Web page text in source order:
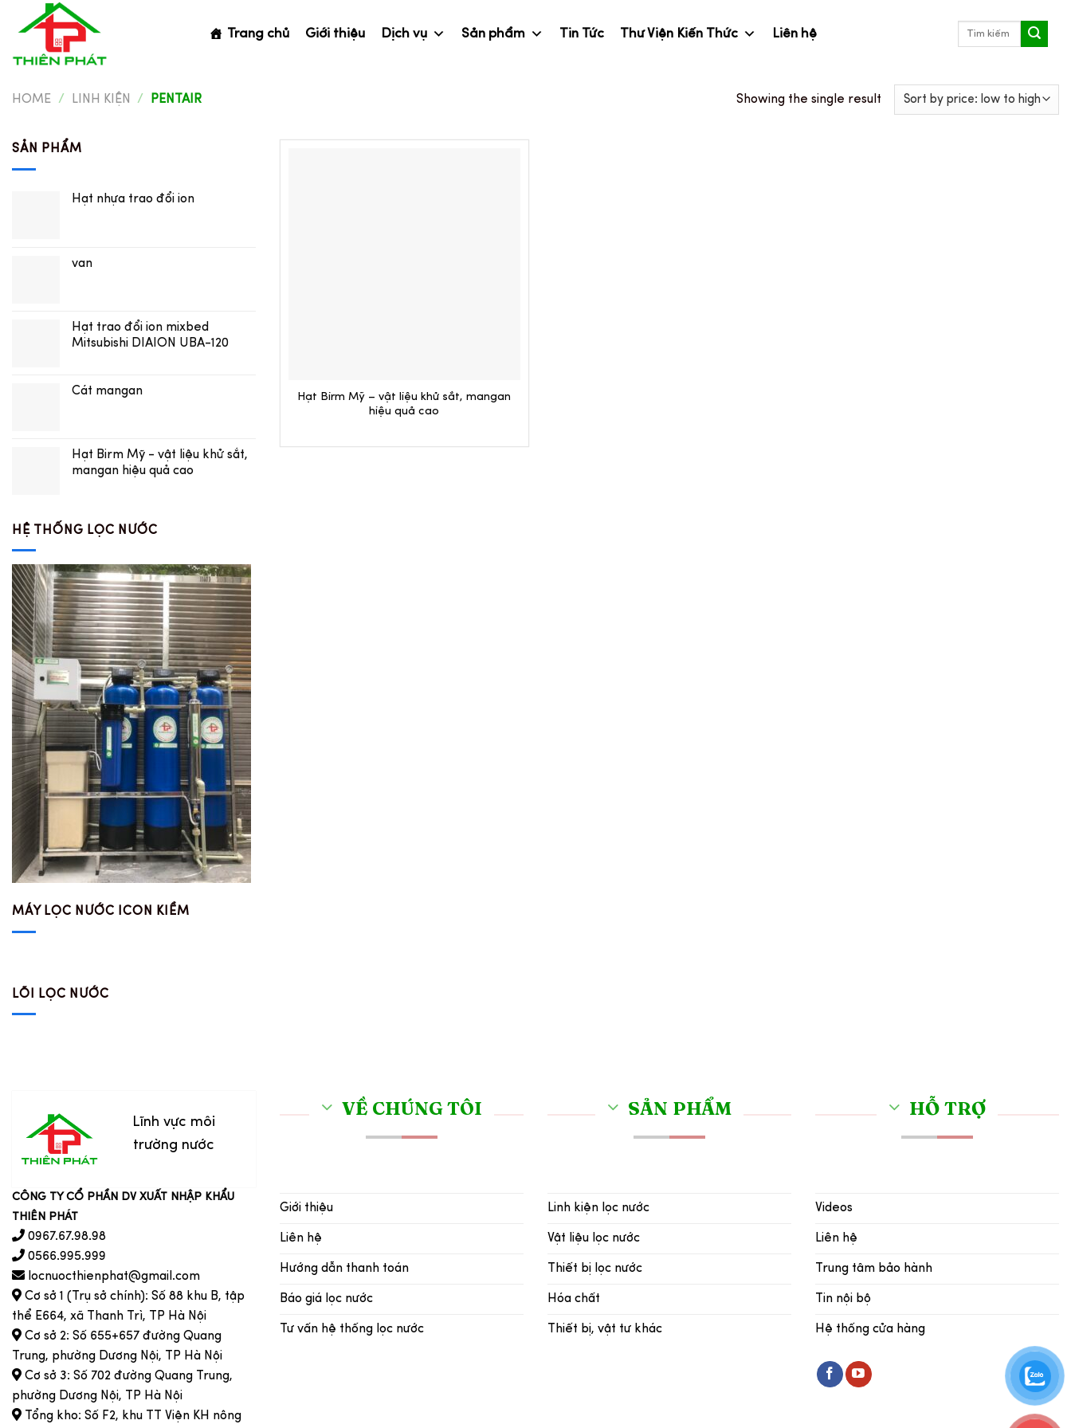
Trang chủ Giới thiệu Dịch vụ Sản phẩm Tin Tức Thư Viện Kiến Thức Liên hệ
HOME / LINH KIỆN / PENTAIR Showing the single result
SẢN PHẨM
Hạt nhựa trao đổi ion
van
Hạt trao đổi ion mixbed
Mitsubishi DIAION UBA-120
Cát mangan
Hạt Birm Mỹ - vật liệu khử sắt,
mangan hiệu quả cao
HỆ THỐNG LỌC NƯỚC
MÁY LỌC NƯỚC ICON KIỀM
LÕI LỌC NƯỚC
Hạt Birm Mỹ – vật liệu khử sắt, mangan
hiệu quả cao
Lĩnh vực môi
trường nước
CÔNG TY CỔ PHẦN DV XUẤT NHẬP KHẨU
THIÊN PHÁT
0967.67.98.98
0566.995.999
locnuocthienphat@gmail.com
Cơ sở 1 (Trụ sở chính): Số 88 khu B, tập
thể E664, xã Thanh Trì, TP Hà Nội
Cơ sở 2: Số 655+657 đường Quang
Trung, phường Dương Nội, TP Hà Nội
Cơ sở 3: Số 702 đường Quang Trung,
phường Dương Nội, TP Hà Nội
Tổng kho: Số F2, khu TT Viện KH nông
VỀ CHÚNG TÔI
Giới thiệu
Liên hệ
Hướng dẫn thanh toán
Báo giá lọc nước
Tư vấn hệ thống lọc nước
SẢN PHẨM
Linh kiện lọc nước
Vật liệu lọc nước
Thiết bị lọc nước
Hóa chất
Thiết bị, vật tư khác
HỖ TRỢ
Videos
Liên hệ
Trung tâm bảo hành
Tin nội bộ
Hệ thống cửa hàng